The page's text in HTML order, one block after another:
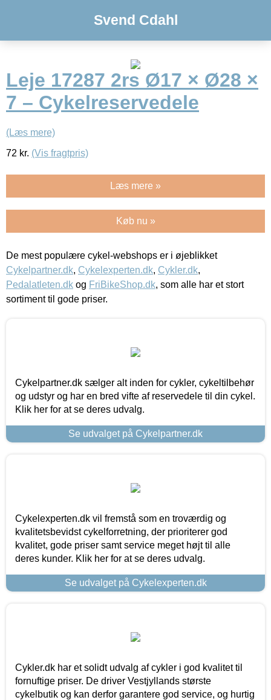
Svend Cdahl
Leje 17287 2rs Ø17 × Ø28 ×
7 – Cykelreservedele
(Læs mere)
72 kr. (Vis fragtpris)
Læs mere »
Køb nu »
De mest populære cykel-webshops er i øjeblikket
Cykelpartner.dk, Cykelexperten.dk, Cykler.dk,
Pedalatleten.dk og FriBikeShop.dk, som alle har et stort
sortiment til gode priser.
Cykelpartner.dk sælger alt inden for cykler, cykeltilbehør
og udstyr og har en bred vifte af reservedele til din cykel.
Klik her for at se deres udvalg.
Se udvalget på Cykelpartner.dk
Cykelexperten.dk vil fremstå som en troværdig og
kvalitetsbevidst cykelforretning, der prioriterer god
kvalitet, gode priser samt service meget højt til alle
deres kunder. Klik her for at se deres udvalg.
Se udvalget på Cykelexperten.dk
Cykler.dk har et solidt udvalg af cykler i god kvalitet til
fornuftige priser. De driver Vestjyllands største
cykelbutik og kan derfor garantere god service, og hurtig